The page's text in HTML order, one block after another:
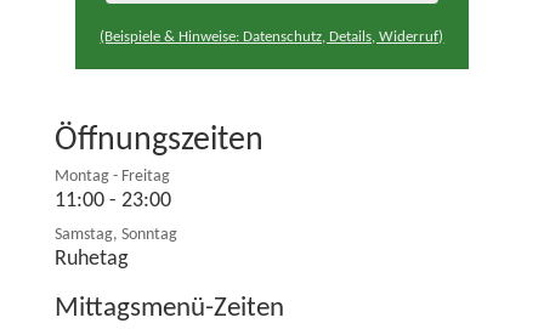
(Beispiele & Hinweise: Datenschutz, Details, Widerruf)
Öffnungszeiten
Montag - Freitag
11:00 - 23:00
Samstag, Sonntag
Ruhetag
Mittagsmenü-Zeiten